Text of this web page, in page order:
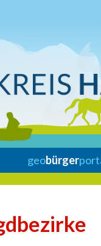
geobürger